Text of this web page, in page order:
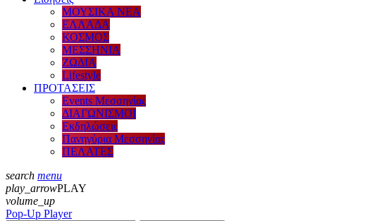
ΜΟΥΣΙΚΑ ΝΕΑ
ΕΛΛΑΔΑ
ΚΟΣΜΟΣ
ΜΕΣΣΗΝΙΑ
ΖΩΔΙΑ
Lifestyle
ΠΡΟΤΑΣΕΙΣ
Events Μεσσηνίας
ΔΙΑΓΩΝΙΣΜΟΙ
Εκδηλώσεις
Πανηγύρια Μεσσηνίας
ΠΕΛΑΤΕΣ
search menu
play_arrowPLAY
volume_up
Pop-Up Player